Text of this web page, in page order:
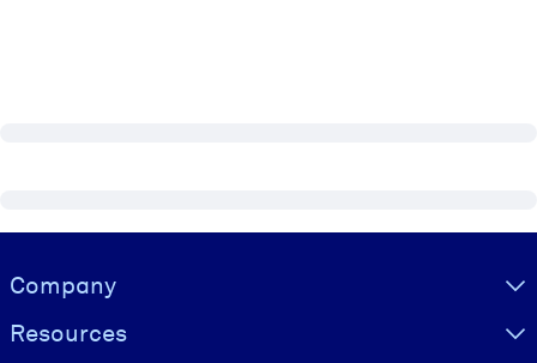
Visually hidden Text
Company
Resources